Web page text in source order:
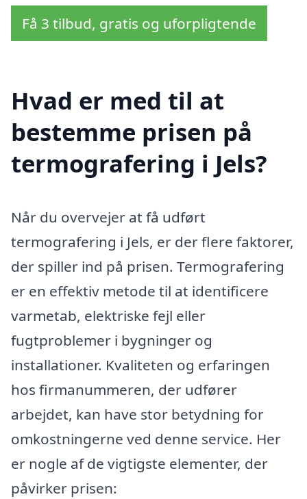
Få 3 tilbud, gratis og uforpligtende
Hvad er med til at
bestemme prisen på
termografering i Jels?
Når du overvejer at få udført
termografering i Jels, er der flere faktorer,
der spiller ind på prisen. Termografering
er en effektiv metode til at identificere
varmetab, elektriske fejl eller
fugtproblemer i bygninger og
installationer. Kvaliteten og erfaringen
hos firmanummeren, der udfører
arbejdet, kan have stor betydning for
omkostningerne ved denne service. Her
er nogle af de vigtigste elementer, der
påvirker prisen: